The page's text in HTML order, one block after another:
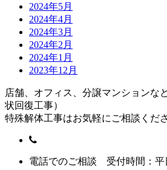
2024年5月
2024年4月
2024年3月
2024年2月
2024年1月
2023年12月
店舗、オフィス、分譲マンションな
状回復工事）
特殊解体工事はお気軽にご相談くださ
電話でのご相談 受付時間：平